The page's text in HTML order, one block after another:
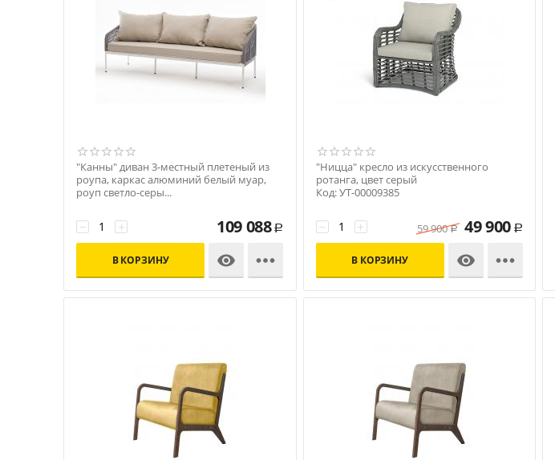
"Канны" диван 3-местный плетеный из
роупа, каркас алюминий белый муар,
роуп светло-серы...
+
− 109 088 Р
В КОРЗИНУ 

"Ницца" кресло из искусственного
ротанга, цвет серый
Код: УТ-00009385
+
− 59 900 Р 49 900 Р
В КОРЗИНУ 
